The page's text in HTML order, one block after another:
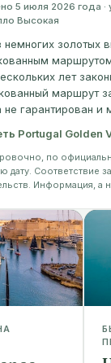
5 июля 2026 года ·
Высокая
немногих золотых
лет
маршрут
не гарантирован и
Portugal Golden
по
дату. Соответствие
Информация, а